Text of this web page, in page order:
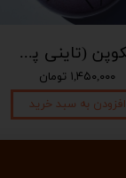
پیکوپن (تاینی پن) 6 نت برند دلکو
۱,۴۵۰,۰۰۰ تومان
افزودن به سبد خرید